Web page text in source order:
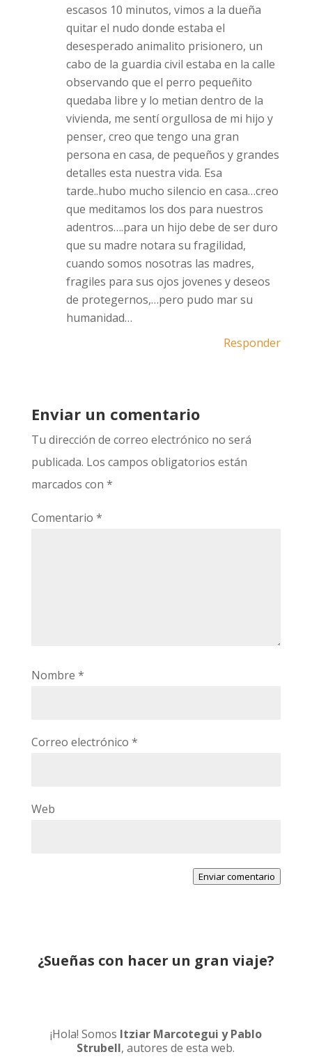
escasos 10 minutos, vimos a la dueña
quitar el nudo donde estaba el
desesperado animalito prisionero, un
cabo de la guardia civil estaba en la calle
observando que el perro pequeñito
quedaba libre y lo metian dentro de la
vivienda, me sentí orgullosa de mi hijo y
penser, creo que tengo una gran
persona en casa, de pequeños y grandes
detalles esta nuestra vida. Esa
tarde..hubo mucho silencio en casa…creo
que meditamos los dos para nuestros
adentros….para un hijo debe de ser duro
que su madre notara su fragilidad,
cuando somos nosotras las madres,
fragiles para sus ojos jovenes y deseos
de protegernos,…pero pudo mar su
humanidad…
Responder
Enviar un comentario
Tu dirección de correo electrónico no será
publicada. Los campos obligatorios están
marcados con *
Comentario *
Nombre *
Correo electrónico *
Web
Enviar comentario
¿Sueñas con hacer un gran viaje?
¡Hola! Somos Itziar Marcotegui y Pablo
Strubell, autores de esta web.